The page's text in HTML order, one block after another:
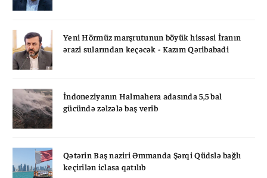
Yeni Hörmüz marşrutunun böyük hissəsi İranın
ərazi sularından keçəcək - Kazım Qəribabadi
İndoneziyanın Halmahera adasında 5,5 bal
gücündə zəlzələ baş verib
Qətərin Baş naziri Əmmanda Şərqi Qüdslə bağlı
keçirilən iclasa qatılıb